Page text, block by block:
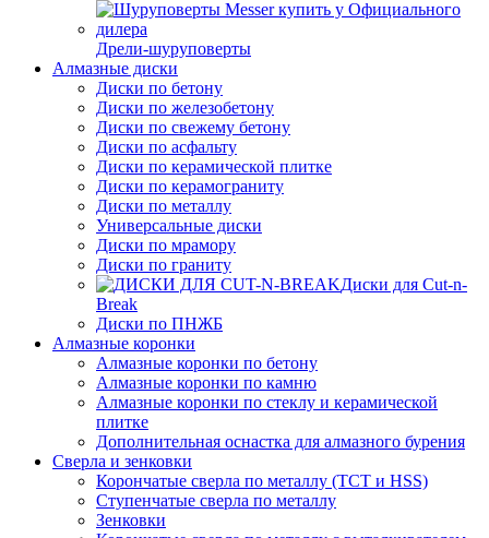
Дрели-шуруповерты
Алмазные диски
Диски по бетону
Диски по железобетону
Диски по свежему бетону
Диски по асфальту
Диски по керамической плитке
Диски по керамограниту
Диски по металлу
Универсальные диски
Диски по мрамору
Диски по граниту
Диски для Cut-n-
Break
Диски по ПНЖБ
Алмазные коронки
Алмазные коронки по бетону
Алмазные коронки по камню
Алмазные коронки по стеклу и керамической
плитке
Дополнительная оснастка для алмазного бурения
Сверла и зенковки
Корончатые сверла по металлу (TCT и HSS)
Ступенчатые сверла по металлу
Зенковки